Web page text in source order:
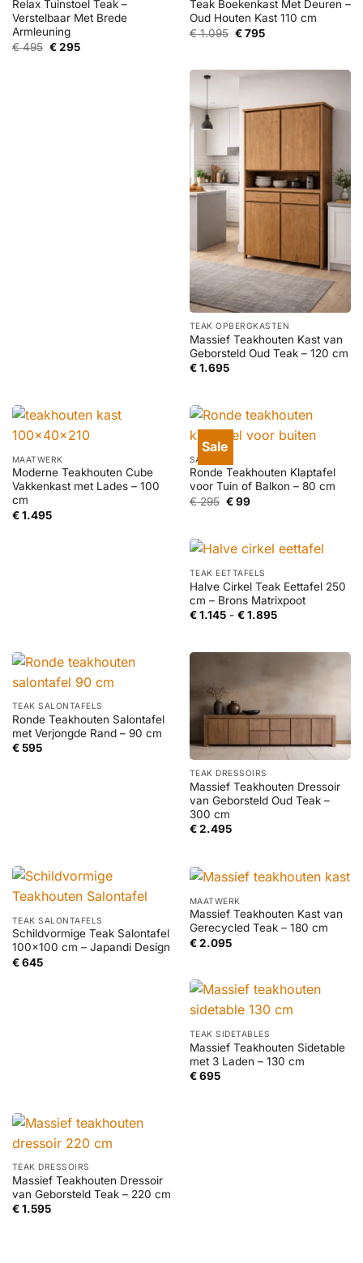
Relax Tuinstoel Teak –
Verstelbaar Met Brede
Armleuning
€495 Oorspronkelijke
€295Huidige
Teak Boekenkast Met Deuren –
Oud Houten Kast 110 cm
€1.095 Oorspronkelijke
€795Huidige
TEAK OPBERGKASTEN
Massief Teakhouten Kast van
Geborsteld Oud Teak – 120 cm
€1.695
MAATWERK
Moderne Teakhouten Cube
Vakkenkast met Lades – 100
cm
€1.495
Sale
SALE
Ronde Teakhouten Klaptafel
voor Tuin of Balkon – 80 cm
€295 Oorspronkelijke
prijs
€99Huidige
TEAK EETTAFELS
Halve Cirkel Teak Eettafel 250
cm – Brons Matrixpoot
€1.145 - €1.895Prijsklasse:
TEAK SALONTAFELS
Ronde Teakhouten Salontafel
met Verjongde Rand – 90 cm
€595
TEAK DRESSOIRS
Massief Teakhouten Dressoir
van Geborsteld Oud Teak –
300 cm
€2.495
TEAK SALONTAFELS
Schildvormige Teak Salontafel
100×100 cm – Japandi Design
€645
MAATWERK
Massief Teakhouten Kast van
Gerecycled Teak – 180 cm
€2.095
TEAK SIDETABLES
Massief Teakhouten Sidetable
met 3 Laden – 130 cm
€695
TEAK DRESSOIRS
Massief Teakhouten Dressoir
van Geborsteld Teak – 220 cm
€1.595